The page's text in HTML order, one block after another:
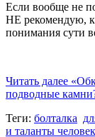
Если вообще не
НЕ рекомендую,
понимания сути
Читать далее
подводные
Теги: болталка
и таланты